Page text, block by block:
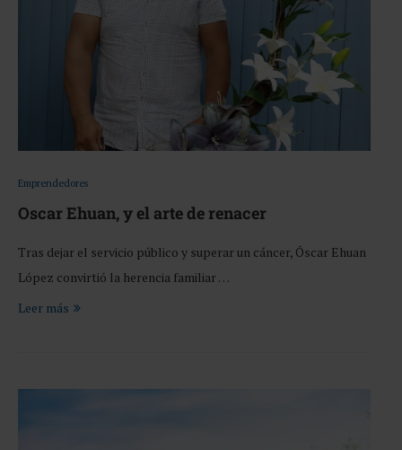
Emprendedores
Oscar Ehuan, y el arte de renacer
Tras dejar el servicio público y superar un cáncer, Óscar Ehuan
López convirtió la herencia familiar …
Leer más